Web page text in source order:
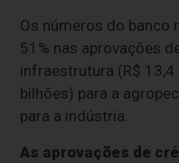
Os números do
51% nas aprovações
infraestrutura (R$ 13,4
bilhões) para a
para a indústria.
As aprovações de